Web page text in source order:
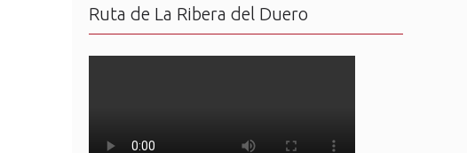
Ruta de La Ribera del Duero